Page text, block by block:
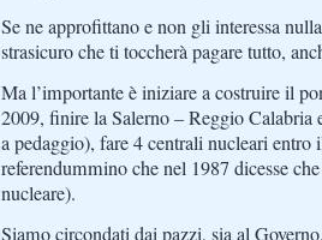
Se ne approfittano e non gli interessa
strasicuro che ti toccherà pagare tutto,
Ma l’importante è iniziare a costruire il
2009, finire la Salerno – Reggio Calabria
a pedaggio), fare 4 centrali nucleari entro
referendummino che nel 1987 dicesse
nucleare).
Siamo circondati dai pazzi, sia al